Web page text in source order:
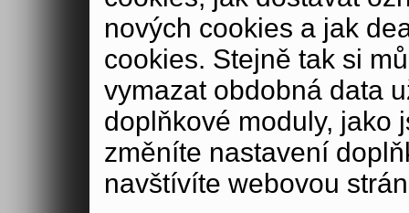
nových cookies a jak
cookies. Stejně tak si
vymazat obdobná data
doplňkové moduly, jako
změníte nastavení
navštívíte webovou